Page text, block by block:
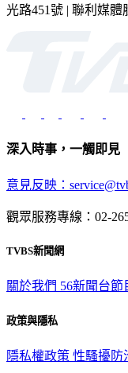
光路451號 | 聯利媒體
深入時事，一觸即見
意見反映：
觀眾服務專線：02-
TVBS新聞網
關於我們 56新聞台節
政策與隱私
隱私權政策 性騷擾防